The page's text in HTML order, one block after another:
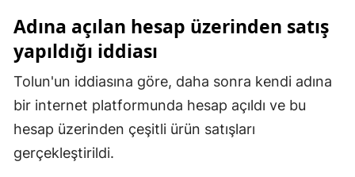
Manisa
Mardin
Muğla
Adına açılan hesap üzerinden satış
yapıldığı iddiası
Tolun'un iddiasına göre, daha sonra kendi adına
bir internet platformunda hesap açıldı ve bu
hesap üzerinden çeşitli ürün satışları
gerçekleştirildi.